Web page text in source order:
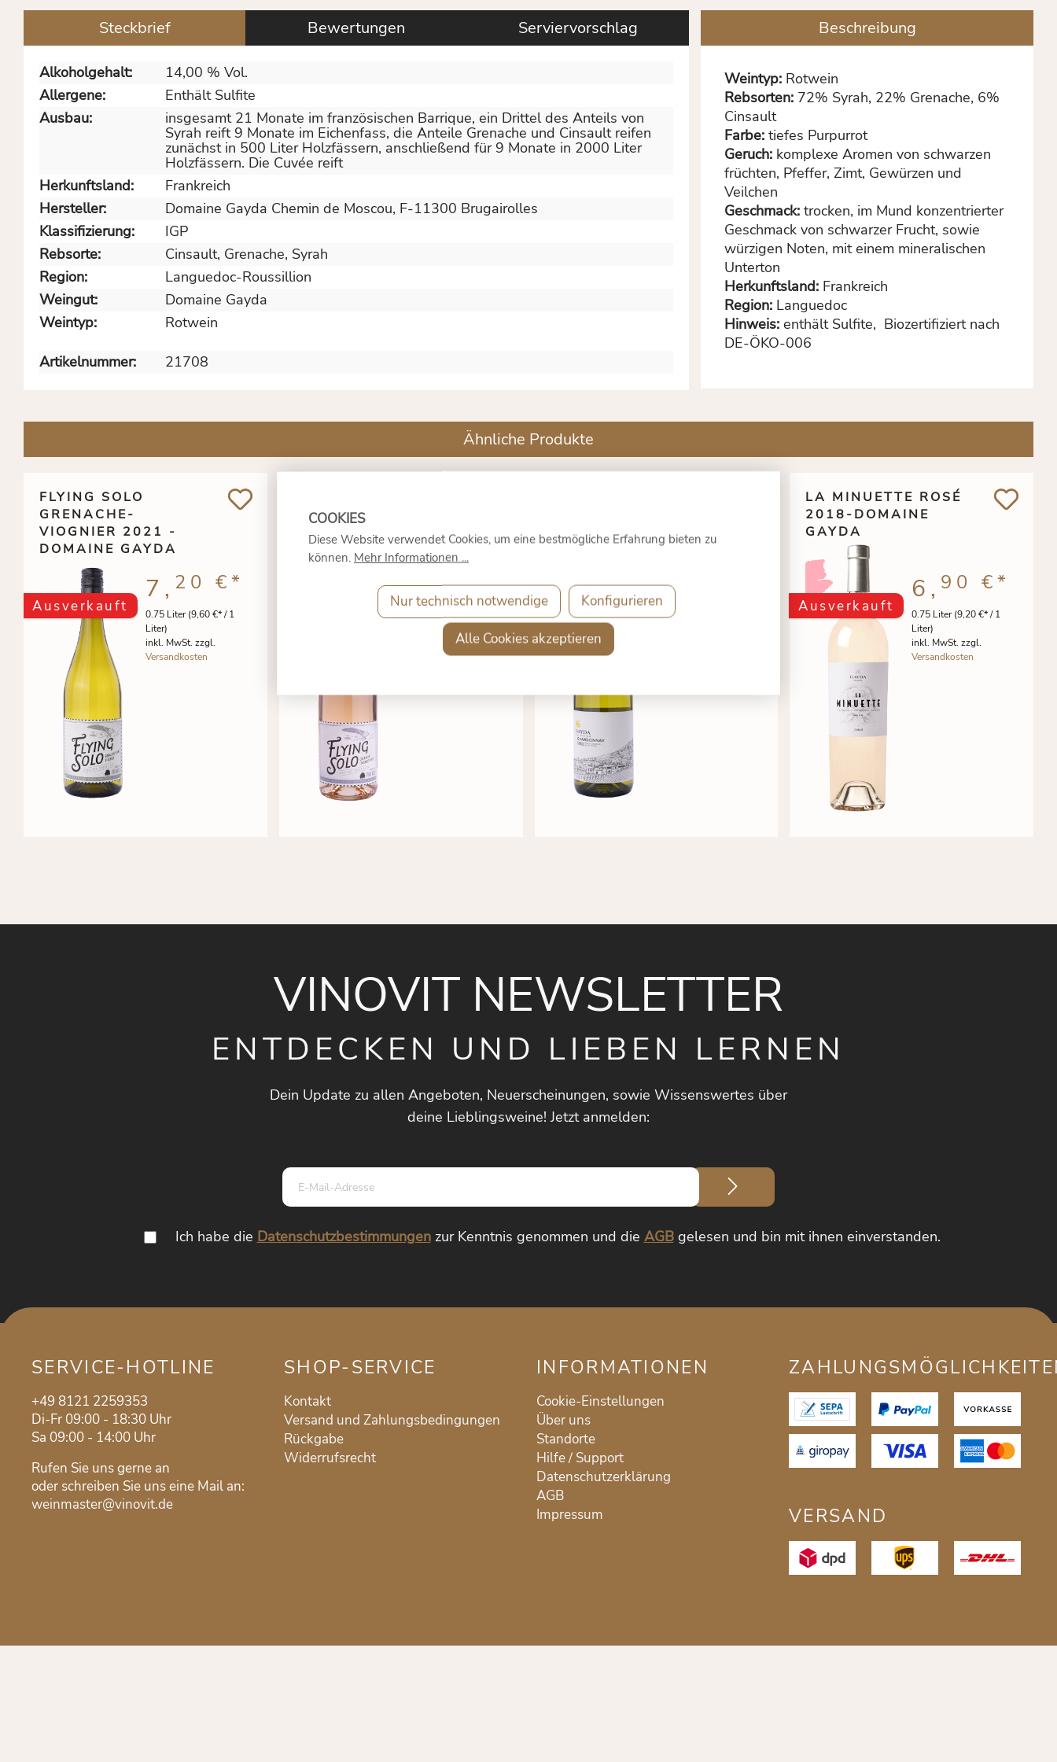
Steckbrief Bewertungen Serviervorschlag
Alkoholgehalt:
14,00 % Vol.
Allergene:
Enthält Sulfite
Ausbau:
insgesamt 21 Monate im französischen Barrique, ein Drittel des Anteils von
Syrah reift 9 Monate im Eichenfass, die Anteile Grenache und Cinsault reifen
zunächst in 500 Liter Holzfässern, anschließend für 9 Monate in 2000 Liter
Holzfässern. Die Cuvée reift
Herkunftsland:
Frankreich
Hersteller:
Domaine Gayda Chemin de Moscou, F-11300 Brugairolles
Klassifizierung:
IGP
Rebsorte:
Cinsault, Grenache, Syrah
Region:
Languedoc-Roussillion
Weingut:
Domaine Gayda
Weintyp:
Rotwein
Artikelnummer: 21708
Beschreibung
Weintyp: Rotwein
Rebsorten: 72% Syrah, 22% Grenache, 6%
Cinsault
Farbe: tiefes Purpurrot
Geruch: komplexe Aromen von schwarzen
früchten, Pfeffer, Zimt, Gewürzen und
Veilchen
Geschmack: trocken, im Mund konzentrierter
Geschmack von schwarzer Frucht, sowie
würzigen Noten, mit einem mineralischen
Unterton
Herkunftsland: Frankreich
Region: Languedoc
Hinweis: enthält Sulfite, Biozertifiziert nach
DE-ÖKO-006
Ähnliche Produkte
FLYING SOLO
GRENACHE-
VIOGNIER 2021 -
DOMAINE GAYDA
Ausverkauft 0.75 Liter(9,60 €* / 1
Liter)
inkl. MwSt. zzgl.
Versandkosten
7, 20 €*
2021 - DOMAINE
GAYDA
0.75 Liter(9,60 €* / 1
inkl. MwSt. zzgl.
Versandkosten
7,20 €*
- DOMAINE GAYDA
Ausverkauft 0.75 Liter
7,
LA MINUETTE ROSÉ
2018-DOMAINE
GAYDA
Ausverkauft 0.75 Liter(9,20 €* / 1
Liter)
inkl. MwSt. zzgl.
Versandkosten
6, 90 €*
VINOVIT NEWSLETTER
ENTDECKEN UND LIEBEN LERNEN
Dein Update zu allen Angeboten, Neuerscheinungen, sowie Wissenswertes über
deine Lieblingsweine! Jetzt anmelden:
Adresse*
Ich habe die Datenschutzbestimmungenzur Kenntnis genommen und die AGBgelesen und bin mit ihnen einverstanden.
SERVICE-HOTLINE
+49 8121 2259353
Di-Fr 09:00 - 18:30 Uhr
Sa 09:00 - 14:00 Uhr
Rufen Sie uns gerne an
oder schreiben Sie uns eine Mail an:
weinmaster@vinovit.de
SHOP-SERVICE
Kontakt
Versand und Zahlungsbedingungen
Rückgabe
Widerrufsrecht
INFORMATIONEN
Cookie-Einstellungen
Über uns
Standorte
Hilfe / Support
Datenschutzerklärung
AGB
Impressum
VERSAND
Diese Website verwendet Cookies, um eine bestmögliche Erfahrung bieten zu
können. Mehr Informationen ...
Nur technisch notwendige Konfigurieren
Alle Cookies akzeptieren